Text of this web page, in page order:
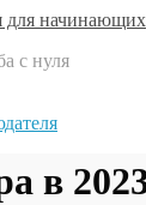
для начинающих
с нуля
в